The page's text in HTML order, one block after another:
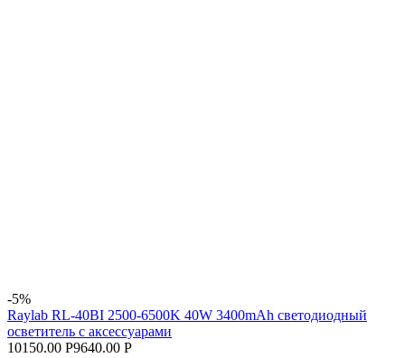
-5%
Raylab RL-40BI 2500-6500K 40W 3400mAh светодиодный
осветитель с аксессуарами
10150.00 Р9640.00 Р